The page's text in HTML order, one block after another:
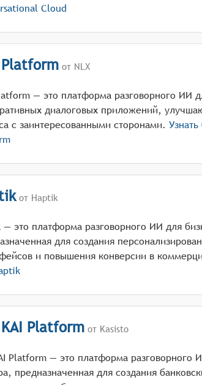
Cloud
Platform от NLX
— это платформа разговорного ИИ
диалоговых приложений,
с заинтересованными сторонами.
от Haptik
— это платформа разговорного ИИ для
для создания
и повышения конверсии в
Platform от Kasisto
Platform — это платформа разговорного
предназначенная для создания